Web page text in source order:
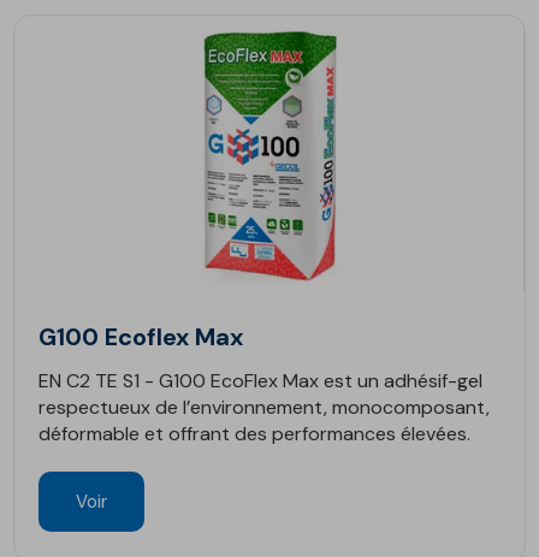
G100 Ecoflex Max
EN C2 TE S1 - G100 EcoFlex Max est un adhésif-gel
respectueux de l’environnement, monocomposant,
déformable et offrant des performances élevées.
Voir